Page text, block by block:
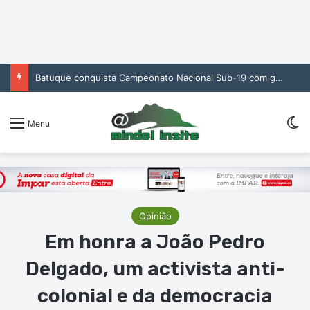
Batuque conquista Campeonato Nacional Sub-19 com golo de Erickson no prolongamento
Menu
Opinião
Em honra a João Pedro
Delgado, um activista anti-
colonial e da democracia